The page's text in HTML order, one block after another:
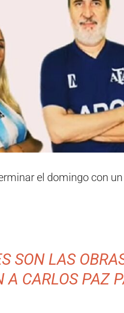
el domingo con
SON LAS
A CARLOS PAZ